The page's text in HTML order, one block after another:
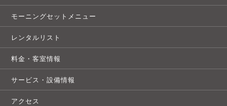
モーニングセットメニュー
レンタルリスト
料金・客室情報
サービス・設備情報
アクセス